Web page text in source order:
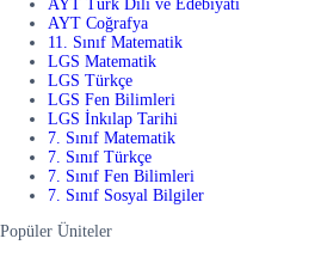
AYT Türk Dili ve Edebiyatı
AYT Coğrafya
11. Sınıf Matematik
LGS Matematik
LGS Türkçe
LGS Fen Bilimleri
LGS İnkılap Tarihi
7. Sınıf Matematik
7. Sınıf Türkçe
7. Sınıf Fen Bilimleri
7. Sınıf Sosyal Bilgiler
Popüler Üniteler